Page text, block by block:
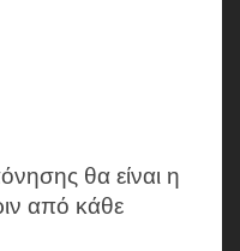
θα είναι η
από κάθε